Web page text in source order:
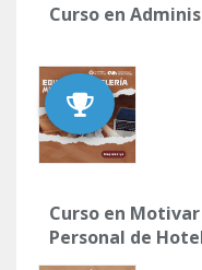
Curso en
Curso en
Personal de